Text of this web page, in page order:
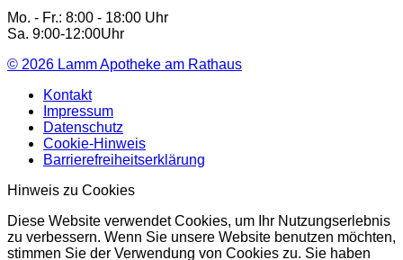
Mo. - Fr.: 8:00 - 18:00 Uhr
Sa. 9:00-12:00Uhr
© 2026 Lamm Apotheke am Rathaus
Kontakt
Impressum
Datenschutz
Cookie-Hinweis
Barrierefreiheitserklärung
Hinweis zu Cookies
Diese Website verwendet Cookies, um Ihr Nutzungserlebnis
zu verbessern. Wenn Sie unsere Website benutzen möchten,
stimmen Sie der Verwendung von Cookies zu. Sie haben